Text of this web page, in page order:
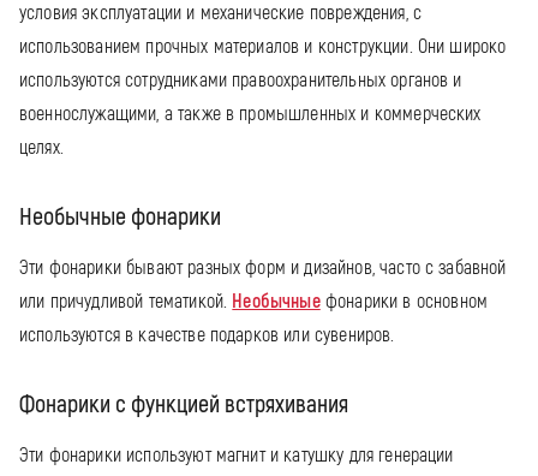
условия эксплуатации и механические повреждения, с
использованием прочных материалов и конструкции. Они широко
используются сотрудниками правоохранительных органов и
военнослужащими, а также в промышленных и коммерческих
целях.
Необычные фонарики
Эти фонарики бывают разных форм и дизайнов, часто с забавной
или причудливой тематикой. Необычныефонарики в основном
используются в качестве подарков или сувениров.
Фонарики с функцией встряхивания
Эти фонарики используют магнит и катушку для генерации